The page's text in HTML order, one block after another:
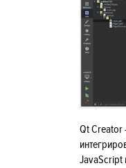
Qt Creator
JavaScript